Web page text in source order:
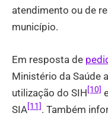
atendimento ou de
município.
Em resposta de
Ministério da Saúde
utilização do SIH[10]
SIA[11]. Também